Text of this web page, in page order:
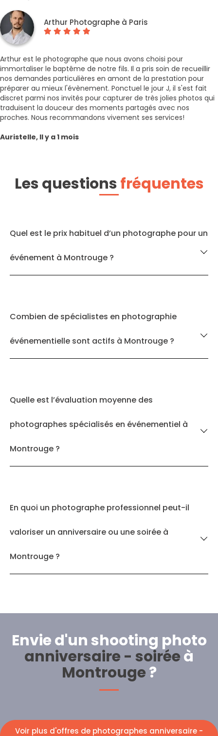
Arthur Photographe à Paris
Arthur est le photographe que nous avons choisi pour
immortaliser le baptême de notre fils. Il a pris soin de recueillir
nos demandes particulières en amont de la prestation pour
préparer au mieux l'évènement. Ponctuel le jour J, il s'est fait
discret parmi nos invités pour capturer de très jolies photos qui
traduisent la douceur des moments partagés avec nos
proches. Nous recommandons vivement ses services!
Auristelle, Il y a 1 mois
Les questionsfréquentes
Quel est le prix habituel d’un photographe pour un
événement à Montrouge ?
Combien de spécialistes en photographie
événementielle sont actifs à Montrouge ?
Quelle est l’évaluation moyenne des
photographes spécialisés en événementiel à
Montrouge ?
En quoi un photographe professionnel peut-il
valoriser un anniversaire ou une soirée à
Montrouge ?
Envie d'un shooting photo
anniversaire - soiréeà
Montrouge?
Voir plus d'offres de photographes anniversaire -